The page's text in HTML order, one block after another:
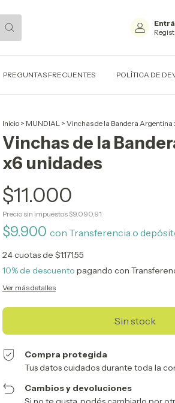
Entrá
PREGUNTAS FRECUENTES POLÍTICA DE
Inicio > MUNDIAL > Vinchas de la Bandera Argentina
Vinchas de la
x6 unidades
$11.000
Precio sin impuestos $9.090,91
$9.900 con Transferencia o
24cuotas de $1.171,55
10% de descuento pagando con
Ver más detalles
Compra protegida
Tus datos cuidados durante toda la
Cambios y devoluciones